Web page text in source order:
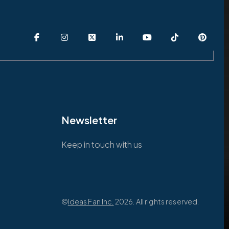
Newsletter
Keep in touch with us
©Ideas Fan Inc. 2026. All rights reserved.